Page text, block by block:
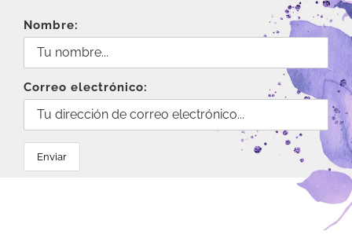
Nombre:
Correo electrónico: